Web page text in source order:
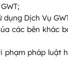
Dịch Vụ
các bên khác
phạm pháp